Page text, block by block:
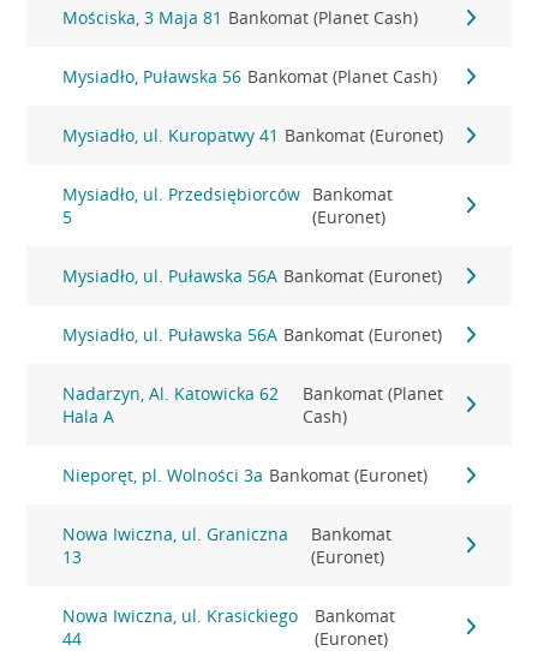
Mościska, 3 Maja 81 Bankomat (Planet Cash)
Mysiadło, Puławska 56 Bankomat (Planet Cash)
Mysiadło, ul. Kuropatwy 41 Bankomat (Euronet)
Mysiadło, ul. Przedsiębiorców
5
Bankomat
(Euronet)
Mysiadło, ul. Puławska 56A Bankomat (Euronet)
Mysiadło, ul. Puławska 56A Bankomat (Euronet)
Nadarzyn, Al. Katowicka 62
Hala A
Bankomat (Planet
Cash)
Nieporęt, pl. Wolności 3a Bankomat (Euronet)
Nowa Iwiczna, ul. Graniczna
13
Bankomat
(Euronet)
Nowa Iwiczna, ul. Krasickiego
44
Bankomat
(Euronet)